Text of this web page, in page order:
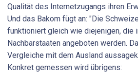
Qualität des Internetzugangs ihren
Und das Bakom fügt an: "Die
funktioniert gleich wie diejenigen, die
Nachbarstaaten angeboten werden.
Vergleiche mit dem Ausland
Konkret gemessen wird übrigens: